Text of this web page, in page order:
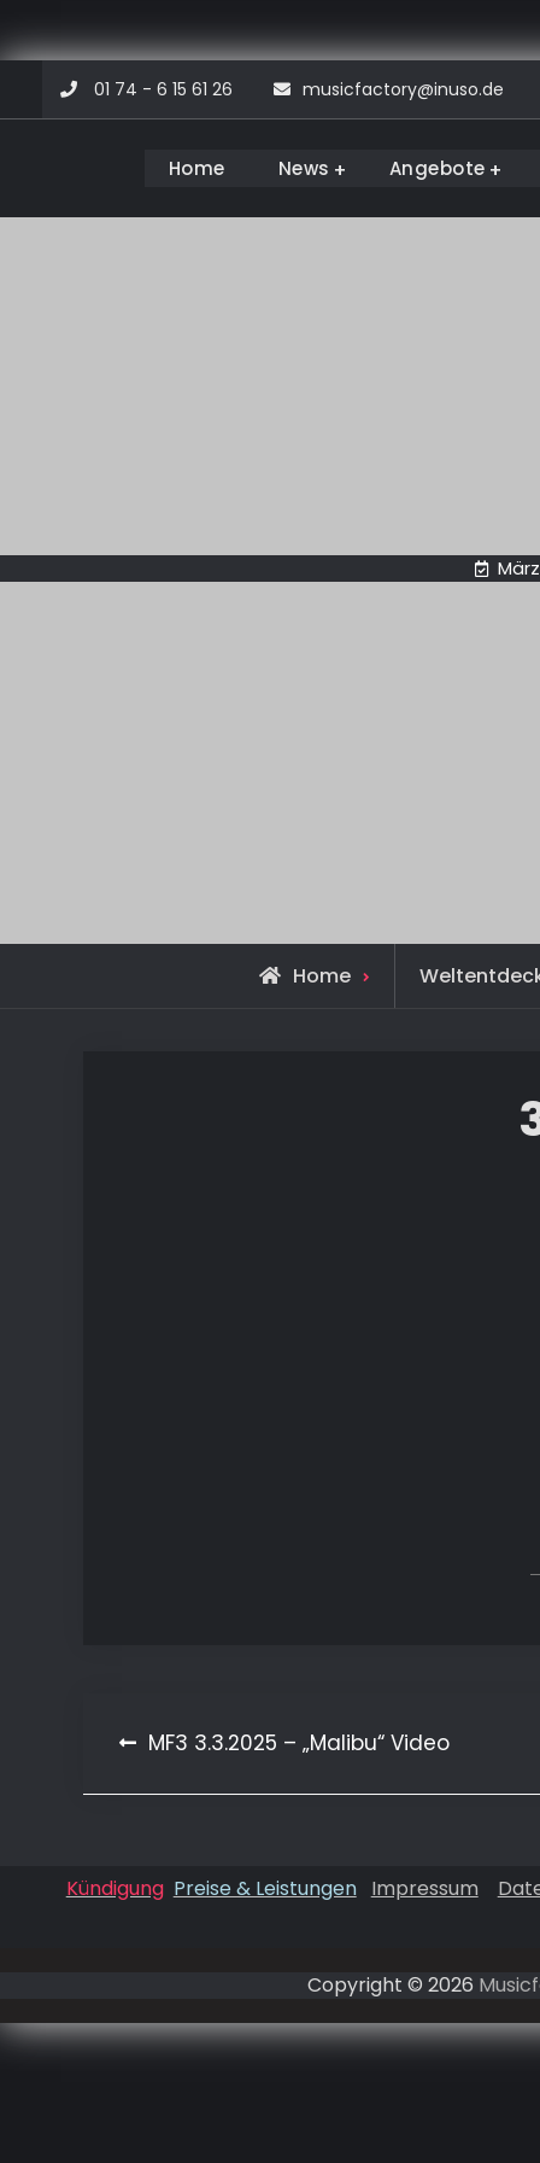
content
01 74 - 6 15 61 26 musicfactory@inuso.de
Musicfactory
Home News Angebote
Home
Beitragsnavigation
MF3 3.3.2025 – „Malibu“ Video
Kündigung Preise & Leistungen Impressum
Copyright © 2026